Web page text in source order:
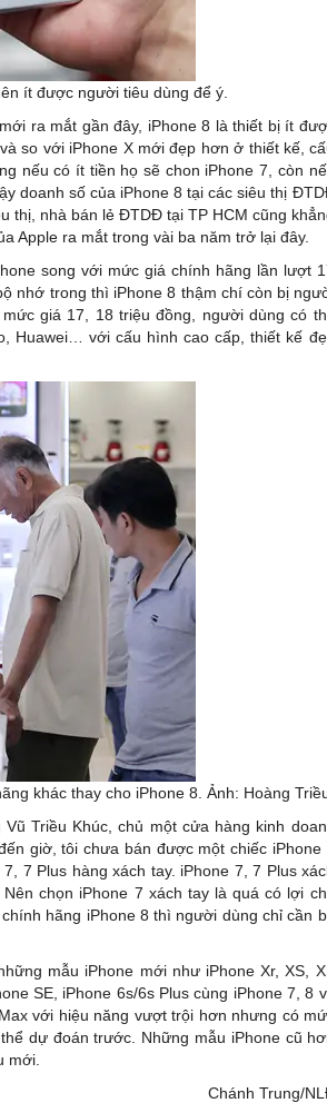
ít được người tiêu dùng để ý.
ra mắt gần đây, iPhone 8 là thiết bị ít
so với iPhone X mới đẹp hơn ở thiết kế,
nếu có ít tiền họ sẽ chon iPhone 7, còn
doanh số của iPhone 8 tại các siêu thị
thị, nhà bán lẻ ĐTDĐ tại TP HCM cũng
Apple ra mắt trong vài ba năm trở lại đây.
song với mức giá chính hãng lần lượt
nhớ trong thì iPhone 8 thậm chí còn bị
giá 17, 18 triệu đồng, người dùng có
Huawei… với cấu hình cao cấp, thiết kế
khác thay cho iPhone 8. Ảnh: Hoàng
Triều Khúc, chủ một cửa hàng kinh
giờ, tôi chưa bán được một chiếc iPhone
7 Plus hàng xách tay. iPhone 7, 7 Plus
chọn iPhone 7 xách tay là quá có lợi
hãng iPhone 8 thì người dùng chỉ cần
mẫu iPhone mới như iPhone Xr, XS,
SE, iPhone 6s/6s Plus cùng iPhone 7, 8
với hiệu năng vượt trội hơn nhưng có
dự đoán trước. Những mẫu iPhone cũ
mới.
Chánh Trung/